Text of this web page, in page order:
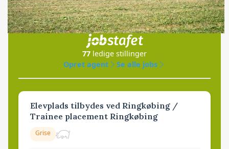
Jobs
i samarbejde med
77 ledige stillinger
Opret agent
Se alle jobs
Elevplads tilbydes ved Ringkøbing /
Trainee placement Ringkøbing
Grise